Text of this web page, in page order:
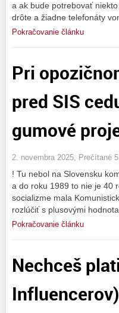
a ak bude potrebovať
drôte a žiadne telefonáty
Pokračovanie článku
Pri
pred SIS
gumové
2. novembra 2025, Prečítané 5
! Tu nebol na Slovensku
a do roku 1989 to nie je 40
socializme mala
rozlúčiť s plusovými
Pokračovanie článku
Nechceš